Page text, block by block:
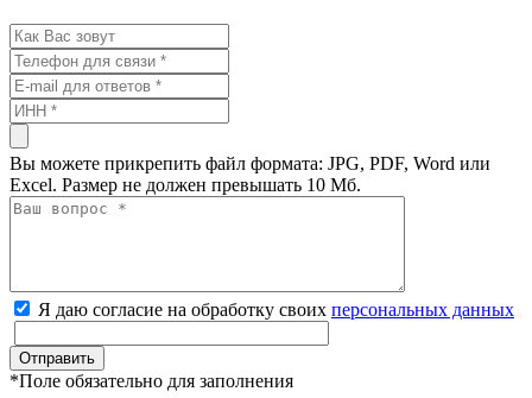
Вы можете прикрепить файл формата: JPG, PDF, Word или
Excel. Размер не должен превышать 10 Мб.
Я даю согласие на обработку своих персональных данных
*Поле обязательно для заполнения